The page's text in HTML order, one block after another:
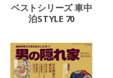
ベストシリーズ 車中
泊STYLE 70